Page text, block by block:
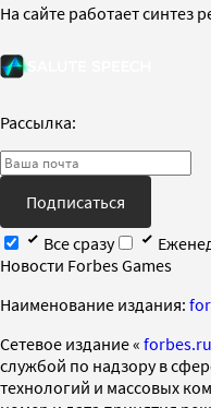
На сайте работает синтез
Рассылка:
Подписаться
Все сразу
Новости Forbes Games
Наименование издания:
Cетевое издание « forbes.ru
службой по надзору в
технологий и массовых